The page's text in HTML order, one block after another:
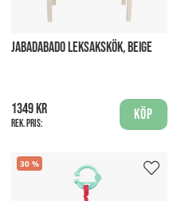
JABADABADO LEKSAKSKÖK, BEIGE
1349 kr
Rek. pris:
Köp
30